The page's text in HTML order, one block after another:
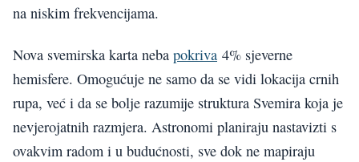
na niskim frekvencijama.
Nova svemirska karta neba pokriva 4% sjeverne
hemisfere. Omogućuje ne samo da se vidi lokacija crnih
rupa, već i da se bolje razumije struktura Svemira koja je
nevjerojatnih razmjera. Astronomi planiraju nastavizti s
ovakvim radom i u budućnosti, sve dok ne mapiraju